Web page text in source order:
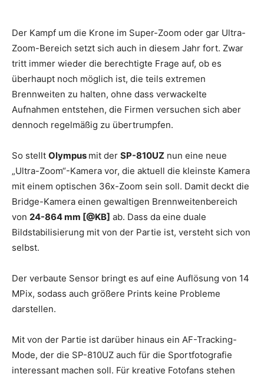
Der Kampf um die Krone im Super-Zoom oder gar Ultra-
Zoom-Bereich setzt sich auch in diesem Jahr fort. Zwar
tritt immer wieder die berechtigte Frage auf, ob es
überhaupt noch möglich ist, die teils extremen
Brennweiten zu halten, ohne dass verwackelte
Aufnahmen entstehen, die Firmen versuchen sich aber
dennoch regelmäßig zu übertrumpfen.
So stellt Olympus mit der SP-810UZ nun eine neue
„Ultra-Zoom“-Kamera vor, die aktuell die kleinste Kamera
mit einem optischen 36x-Zoom sein soll. Damit deckt die
Bridge-Kamera einen gewaltigen Brennweitenbereich
von 24-864 mm [@KB] ab. Dass da eine duale
Bildstabilisierung mit von der Partie ist, versteht sich von
selbst.
Der verbaute Sensor bringt es auf eine Auflösung von 14
MPix, sodass auch größere Prints keine Probleme
darstellen.
Mit von der Partie ist darüber hinaus ein AF-Tracking-
Mode, der die SP-810UZ auch für die Sportfotografie
interessant machen soll. Für kreative Fotofans stehen